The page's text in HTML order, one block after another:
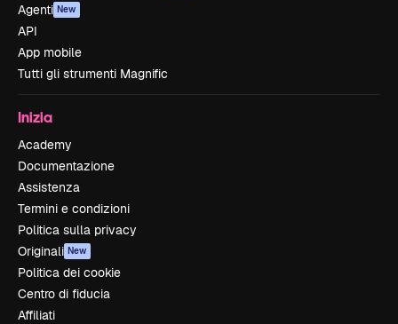
Agenti New
API
App mobile
Tutti gli strumenti Magnific
Inizia
Academy
Documentazione
Assistenza
Termini e condizioni
Politica sulla privacy
Originali New
Politica dei cookie
Centro di fiducia
Affiliati